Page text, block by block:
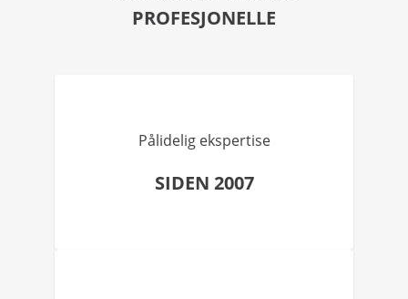
PROFESJONELLE
Pålidelig ekspertise
SIDEN 2007